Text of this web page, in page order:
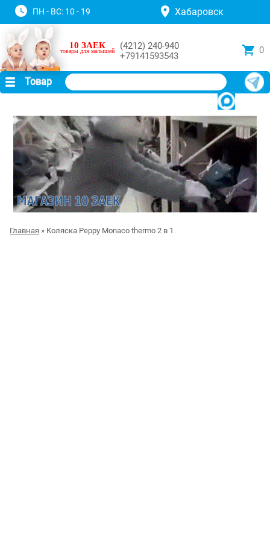
ПН - ВС: 10 - 19 Хабаровск
10 ЗАЕК
товары для малышей
(4212) 240-940
+79141593543
0
Товар
Главная » Коляска Peppy Monaco thermo 2 в 1